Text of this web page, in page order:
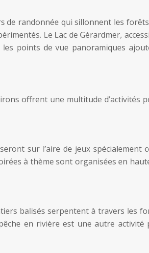
randonnée qui sillonnent les
Le Lac de Gérardmer,
points de vue panoramiques
offrent une multitude d’activités
sur l’aire de jeux
à thème sont organisées en
balisés serpentent à travers les
en rivière est une autre